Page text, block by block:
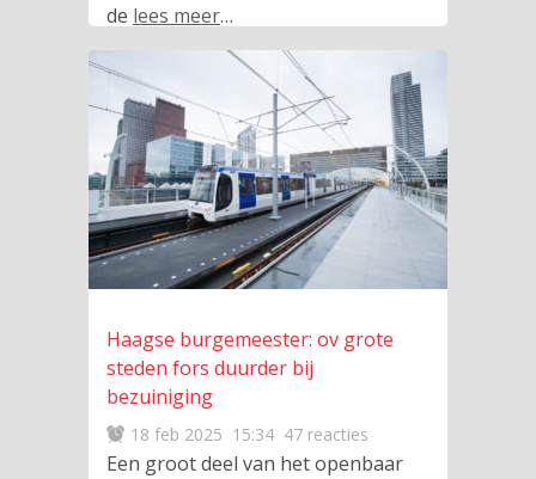
de lees meer…
Haagse burgemeester: ov grote
steden fors duurder bij
bezuiniging
18 feb 2025 15:34 47 reacties
Een groot deel van het openbaar